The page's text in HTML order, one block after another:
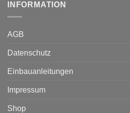
INFORMATION
AGB
Datenschutz
Einbauanleitungen
Impressum
Shop